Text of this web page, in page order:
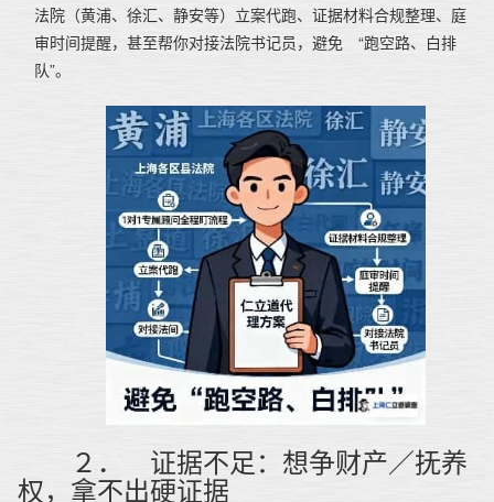
法院（黄浦、徐汇、静安等）立案代跑、证据材料合规整理、庭
审时间提醒，甚至帮你对接法院书记员，避免 “跑空路、白排
队”。
２．　证据不足：想争财产／抚养
权，拿不出硬证据